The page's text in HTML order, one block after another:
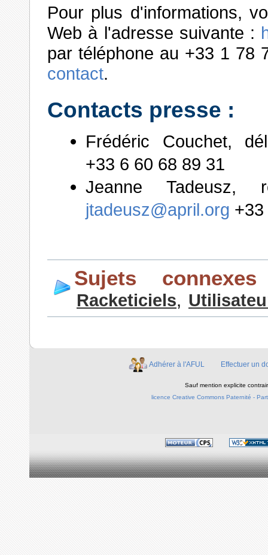
Pour plus d'informations,
Web à l'adresse suivante :
par téléphone au +33 1 78
contact.
Contacts presse :
Frédéric Couchet,
+33 6 60 68 89 31
Jeanne Tadeusz,
jtadeusz@april.org
Sujets
Racketiciels,
Adhérer à l'AFUL Effectuer un
Sauf mention explicite
licence Creative Commons Paternité -